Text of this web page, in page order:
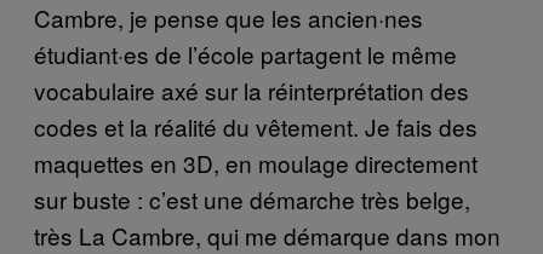
Cambre, je pense que les ancien·nes
étudiant·es de l’école partagent le même
vocabulaire axé sur la réinterprétation des
codes et la réalité du vêtement. Je fais des
maquettes en 3D, en moulage directement
sur buste : c’est une démarche très belge,
très La Cambre, qui me démarque dans mon